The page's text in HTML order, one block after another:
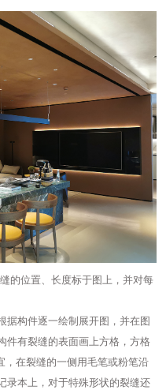
的位置、长度标于图上，并对每
据构件逐一绘制展开图，并在图
件有裂缝的表面画上方格，方格
，在裂缝的一侧用毛笔或粉笔沿
录本上，对于特殊形状的裂缝还